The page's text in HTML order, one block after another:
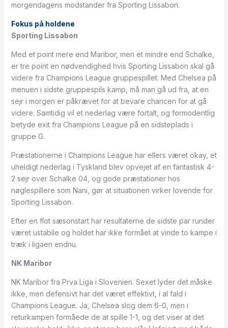
morgendagens modstander fra Sporting Lissabon.
Fokus på holdene
Sporting Lissabon
Med et point mere end Maribor, men et mindre end Schalke,
er tre point en nødvendighed hvis Sporting Lissabon skal gå
videre fra Champions League gruppespillet. Med Chelsea på
menuen i sidste gruppespils kamp, må man gå ud fra, at en
sejr i morgen er påkrævet for at bevare chancen for at gå
videre. Samtidig vil et nederlag være fortalt, og formodentlig
betyde exit fra Champions League på en sidsteplads i
gruppe G.
Præstationerne i Champions League har ellers været okay, et
uheldigt nederlag i Tyskland blev opvejet af en fantastisk 4-
2 sejr over Schalke 04, og gode præstationer hos
nøglespillere som Nani, gør at situationen virker lovende for
Sporting Lissabon.
Efter en flot sæsonstart har resultaterne de sidste par runder
været ustabile og holdet har ikke formået at vinde to kampe i
træk i ligaen endnu.
NK Maribor
NK Maribor fra Prva Liga i Slovenien. Sexet lyder det måske
ikke, men defensivt har det været effektivt, i al fald i
Champions League. Ja, Chelsea slog dem 6-0, men i
returkampen formåede de at spille 1-1, og det viser at det